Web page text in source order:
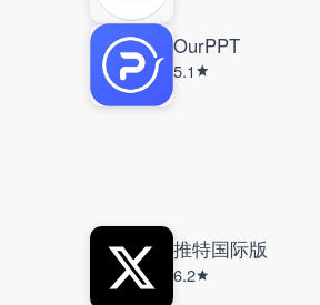
OurPPT
5.1
推特国际版
6.2